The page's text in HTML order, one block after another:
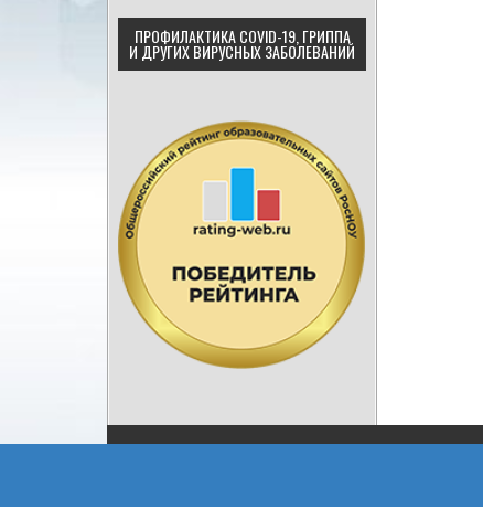
ПРОФИЛАКТИКА COVID-19, ГРИППА
И ДРУГИХ ВИРУСНЫХ ЗАБОЛЕВАНИЙ